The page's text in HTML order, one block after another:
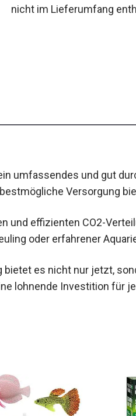
nicht im Lieferumfang
umfassendes und gut
Versorgung
und effizienten CO2-
oder erfahrener
es nicht nur jetzt,
lohnende Investition für